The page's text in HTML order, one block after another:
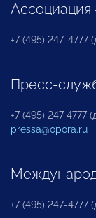
+7 (495) 247-4777
Пресс-
+7 (495) 247 4777
pressa@opora.ru
+7 (495) 247-4777